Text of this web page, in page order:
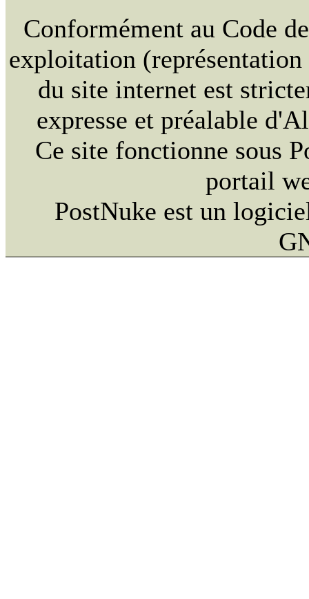
Conformément au Code
exploitation
du site internet est
expresse et préalable
Ce site fonctionne sous
portail
PostNuke est un